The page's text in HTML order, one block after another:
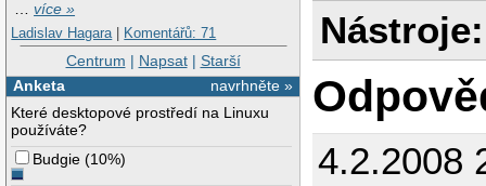
…více »
Ladislav Hagara | Komentářů: 71
Centrum | Napsat| Starší
navrhněte »
Anketa
Které desktopové prostředí na Linuxu
používáte?
Budgie (10%)
Nástroje:
4.2.2008